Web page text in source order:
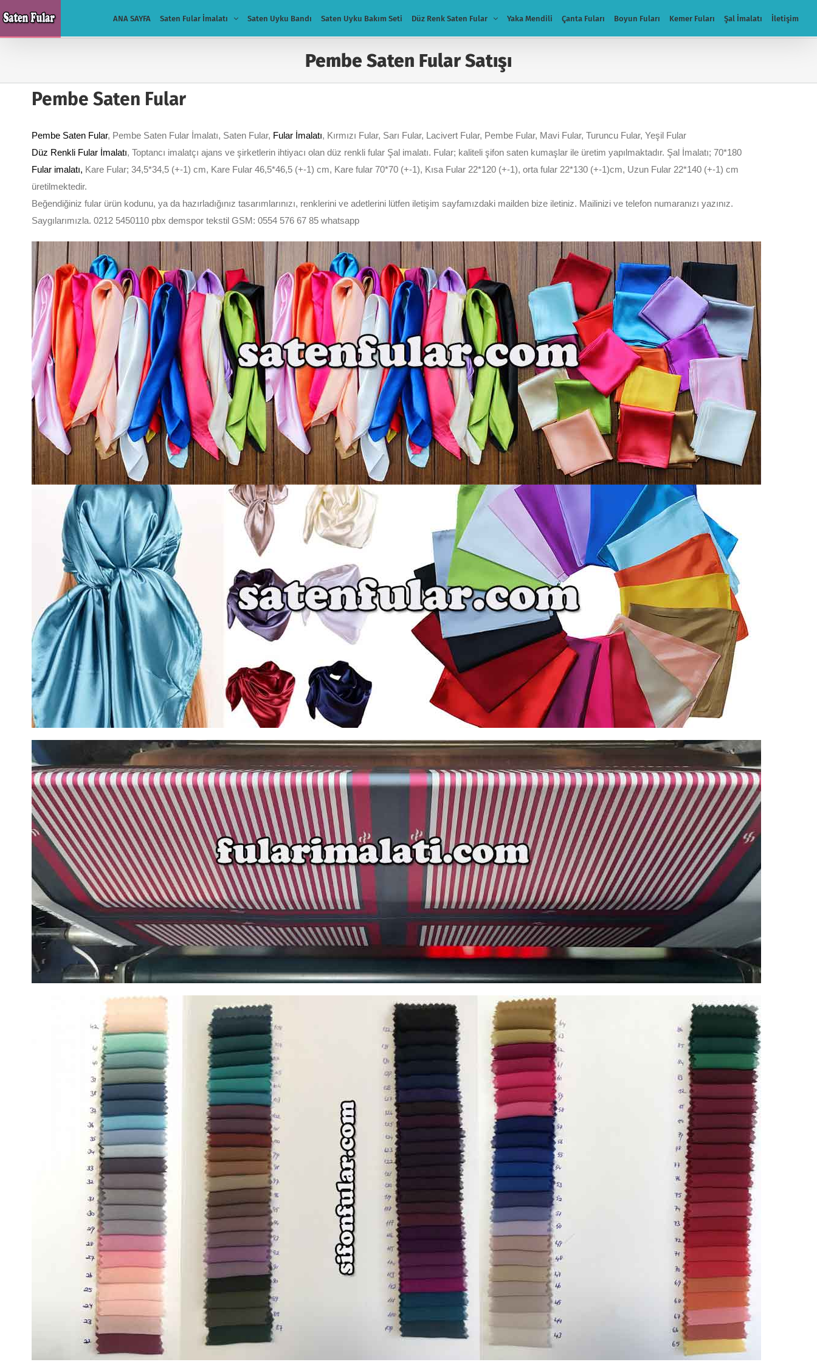
to
content
ANA SAYFA Saten Fular İmalatı Saten Uyku Bandı Saten Uyku Bakım Seti Düz Renk Saten Fular Yaka Mendili Çanta Fuları Boyun Fuları Kemer Fuları Şal İmalatı İletişim
Pembe Saten Fular Satışı
Pembe Saten Fular
Pembe Saten Fular, Pembe Saten Fular İmalatı, Saten Fular, Fular İmalatı, Kırmızı Fular, Sarı Fular, Lacivert Fular, Pembe Fular, Mavi Fular, Turuncu Fular, Yeşil Fular
Düz Renkli Fular İmalatı, Toptancı imalatçı ajans ve şirketlerin ihtiyacı olan düz renkli fular Şal imalatı. Fular; kaliteli şifon saten kumaşlar ile üretim yapılmaktadır. Şal İmalatı; 70*180
Fular imalatı, Kare Fular; 34,5*34,5 (+-1) cm, Kare Fular 46,5*46,5 (+-1) cm, Kare fular 70*70 (+-1), Kısa Fular 22*120 (+-1), orta fular 22*130 (+-1)cm, Uzun Fular 22*140 (+-1) cm
üretilmektedir.
Beğendiğiniz fular ürün kodunu, ya da hazırladığınız tasarımlarınızı, renklerini ve adetlerini lütfen iletişim sayfamızdaki mailden bize iletiniz. Mailinizi ve telefon numaranızı yazınız.
Saygılarımızla. 0212 5450110 pbx demspor tekstil GSM: 0554 576 67 85 whatsapp